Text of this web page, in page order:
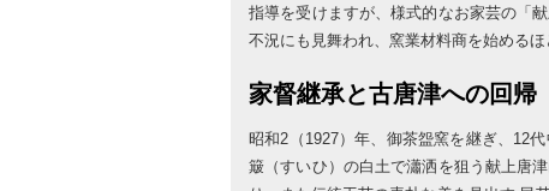
指導を受けますが、様式的なお家芸の「
不況にも見舞われ、窯業材料商を始めるほ
家督継承と古唐津への回帰
昭和2（1927）年、御茶盌窯を継ぎ、12
簸（すいひ）の白土で瀟洒を狙う献上唐